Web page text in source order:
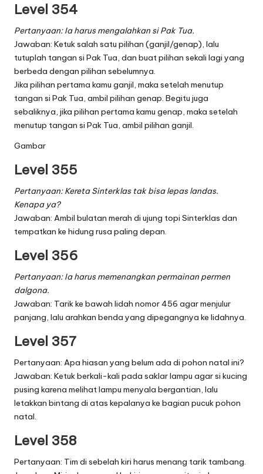
Level 354
Pertanyaan: Ia harus mengalahkan si Pak Tua.
Jawaban: Ketuk salah satu pilihan (ganjil/genap), lalu
tutuplah tangan si Pak Tua, dan buat pilihan sekali lagi yang
berbeda dengan pilihan sebelumnya.
Jika pilihan pertama kamu ganjil, maka setelah menutup
tangan si Pak Tua, ambil pilihan genap. Begitu juga
sebaliknya, jika pilihan pertama kamu genap, maka setelah
menutup tangan si Pak Tua, ambil pilihan ganjil.
Gambar
Level 355
Pertanyaan: Kereta Sinterklas tak bisa lepas landas.
Kenapa ya?
Jawaban: Ambil bulatan merah di ujung topi Sinterklas dan
tempatkan ke hidung rusa paling depan.
Level 356
Pertanyaan: Ia harus memenangkan permainan permen
dalgona.
Jawaban: Tarik ke bawah lidah nomor 456 agar menjulur
panjang, lalu arahkan benda yang dipegangnya ke lidahnya.
Level 357
Pertanyaan: Apa hiasan yang belum ada di pohon natal ini?
Jawaban: Ketuk berkali-kali pada saklar lampu agar si kucing
pusing karena melihat lampu menyala bergantian, lalu
letakkan bintang di atas kepalanya ke bagian pucuk pohon
natal.
Level 358
Pertanyaan: Tim di sebelah kiri harus menang tarik tambang.